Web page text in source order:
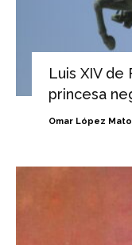
Luis XIV de
princesa
Omar López Mato